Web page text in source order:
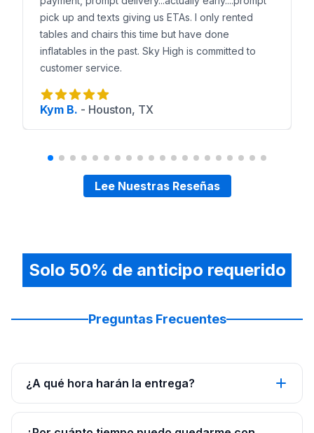
pick up and texts giving us ETAs. I only rented
tables and chairs this time but have done
inflatables in the past. Sky High is committed to
customer service.
Kym B. - Houston, TX
Lee Nuestras Reseñas
Solo 50% de anticipo requerido
Preguntas Frecuentes
¿A qué hora harán la entrega?